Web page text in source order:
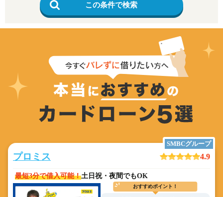
この条件で検索
SMBCグループ
プロミス 4.9
最短3分で借入可能！土日祝・夜間でもOK
おすすめポイント！